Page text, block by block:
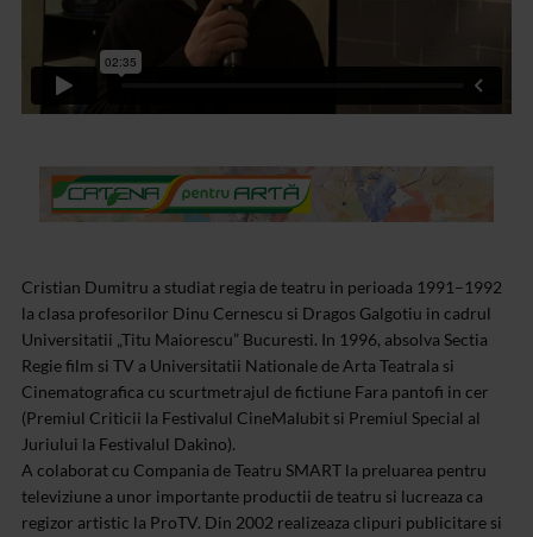
Cristian Dumitru a studiat regia de teatru in perioada 1991–1992
la clasa profesorilor Dinu Cernescu si Dragos Galgotiu in cadrul
Universitatii „Titu Maiorescu” Bucuresti. In 1996, absolva Sectia
Regie film si TV a Universitatii Nationale de Arta Teatrala si
Cinematografica cu scurtmetrajul de fictiune Fara pantofi in cer
(Premiul Criticii la Festivalul CineMaIubit si Premiul Special al
Juriului la Festivalul Dakino).
A colaborat cu Compania de Teatru SMART la preluarea pentru
televiziune a unor importante productii de teatru si lucreaza ca
regizor artistic la ProTV. Din 2002 realizeaza clipuri publicitare si